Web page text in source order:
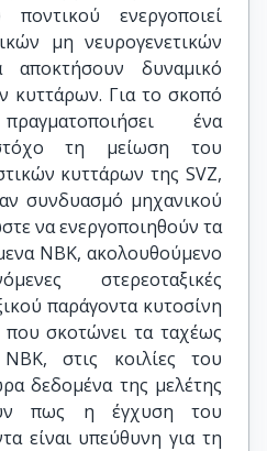
ενεργοποιεί
μη νευρογενετικών
δυναμικό
κυττάρων. Για το σκοπό
ένα
τη μείωση του
κυττάρων της SVZ,
συνδυασμό μηχανικού
να ενεργοποιηθούν τα
ΝΒΚ, ακολουθούμενο
στερεοταξικές
παράγοντα κυτοσίνη
που σκοτώνει τα ταχέως
ΝΒΚ, στις κοιλίες του
δεδομένα της μελέτης
πως η έγχυση του
είναι υπεύθυνη για τη